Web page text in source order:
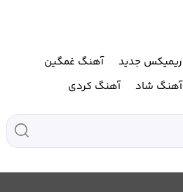
ریمیکس جدید
آهنگ غمگین
آهنگ شاد آهنگ کردی